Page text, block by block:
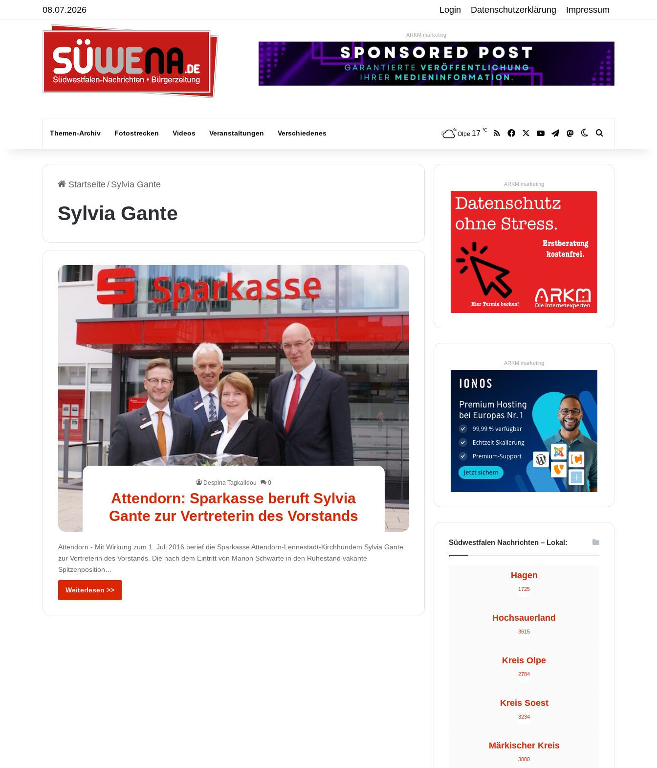
08.07.2026 Login Datenschutzerklärung Impressum
ARKM.marketing
Themen-Archiv Fotostrecken Videos Veranstaltungen Verschiedenes Olpe 17 ℃ RSS Facebook YouTubeTelegramMastodonSkin umschalten
Startseite/ Sylvia Gante
Sylvia Gante
Despina Tagkalidou 0
Attendorn: Sparkasse beruft Sylvia
Gante zur Vertreterin des Vorstands
Attendorn - Mit Wirkung zum 1. Juli 2016 berief die Sparkasse Attendorn-Lennestadt-Kirchhundem Sylvia Gante
zur Vertreterin des Vorstands. Die nach dem Eintritt von Marion Schwarte in den Ruhestand vakante
Spitzenposition…
Weiterlesen >>
ARKM.marketing
ARKM.marketing
Südwestfalen Nachrichten – Lokal:
Hagen
1725
Hochsauerland
3615
Kreis Olpe
2784
Kreis Soest
3234
Märkischer Kreis
3880